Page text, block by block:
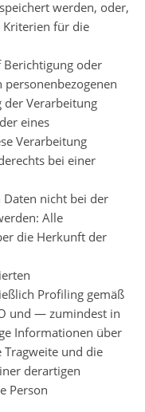
werden, oder,
für die
Berichtigung oder
der Verarbeitung
eines
Verarbeitung
bei einer
nicht bei der
Alle
die Herkunft der
Profiling gemäß
und — zumindest in
Informationen über
und die
derartigen
Person